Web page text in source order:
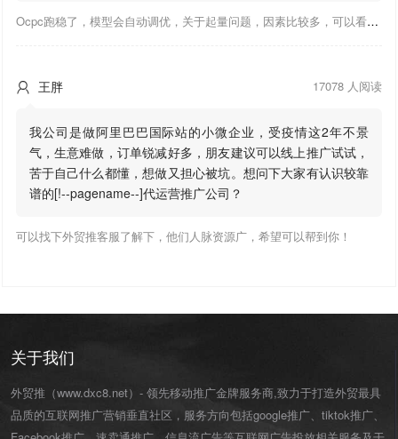
Ocpc跑稳了，模型会自动调优，关于起量问题，因素比较多，可以看下靠谱推大神出的干货文章，都是经验总结，应该可以找到对应解决。
 王胖 17078 人阅读
我公司是做阿里巴巴国际站的小微企业，受疫情这2年不景
气，生意难做，订单锐减好多，朋友建议可以线上推广试试，
苦于自己什么都懂，想做又担心被坑。想问下大家有认识较靠
谱的[!--pagename--]代运营推广公司？
可以找下外贸推客服了解下，他们人脉资源广，希望可以帮到你！
关于我们
外贸推（www.dxc8.net）- 领先移动推广金牌服务商,致力于打造外贸最具
品质的互联网推广营销垂直社区，服务方向包括google推广、tiktok推广、